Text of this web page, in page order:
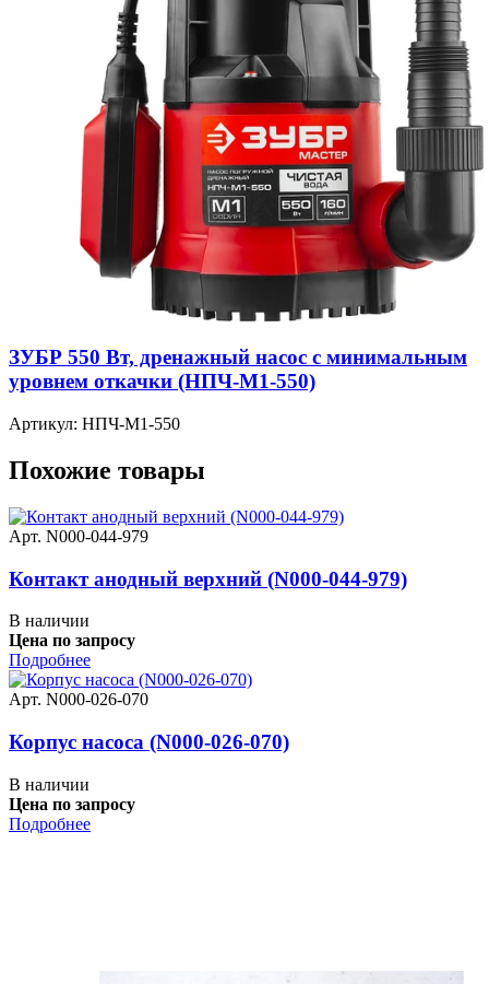
ЗУБР 550 Вт, дренажный насос с минимальным
уровнем откачки (НПЧ-М1-550)
Артикул: НПЧ-М1-550
Похожие товары
Арт. N000-044-979
Контакт анодный верхний (N000-044-979)
В наличии
Цена по запросу
Подробнее
Арт. N000-026-070
Корпус насоса (N000-026-070)
В наличии
Цена по запросу
Подробнее